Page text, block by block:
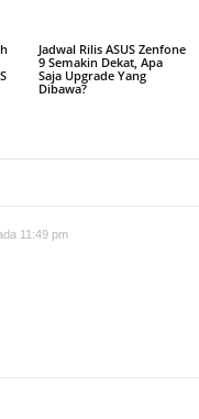
Jadwal Rilis ASUS Zenfone
9 Semakin Dekat, Apa
Saja Upgrade Yang
Dibawa?
11:49 pm